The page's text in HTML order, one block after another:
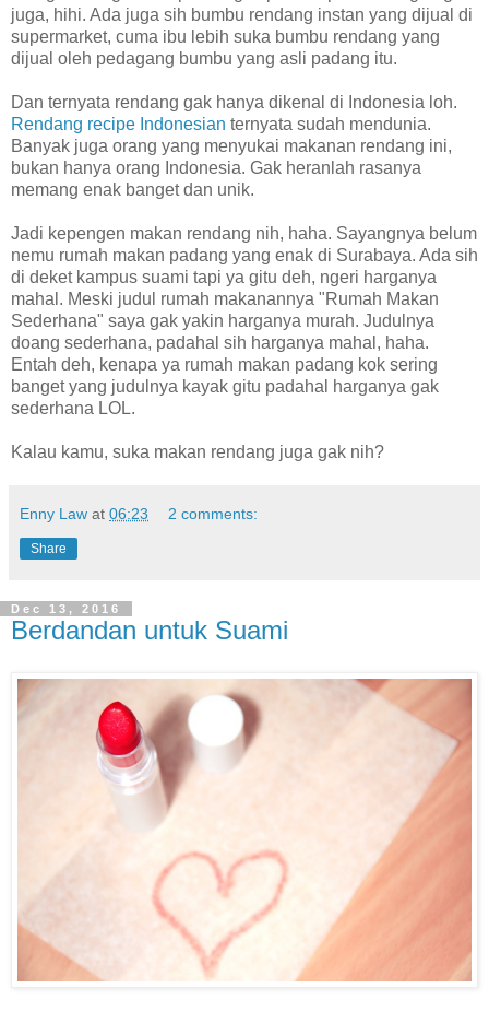
juga, hihi. Ada juga sih bumbu rendang instan yang dijual di
supermarket, cuma ibu lebih suka bumbu rendang yang
dijual oleh pedagang bumbu yang asli padang itu.
Dan ternyata rendang gak hanya dikenal di Indonesia loh.
Rendang recipe Indonesian ternyata sudah mendunia.
Banyak juga orang yang menyukai makanan rendang ini,
bukan hanya orang Indonesia. Gak heranlah rasanya
memang enak banget dan unik.
Jadi kepengen makan rendang nih, haha. Sayangnya belum
nemu rumah makan padang yang enak di Surabaya. Ada sih
di deket kampus suami tapi ya gitu deh, ngeri harganya
mahal. Meski judul rumah makanannya "Rumah Makan
Sederhana" saya gak yakin harganya murah. Judulnya
doang sederhana, padahal sih harganya mahal, haha.
Entah deh, kenapa ya rumah makan padang kok sering
banget yang judulnya kayak gitu padahal harganya gak
sederhana LOL.
Kalau kamu, suka makan rendang juga gak nih?
Enny Law at 06:23 2 comments:
Share
Dec 13, 2016
Berdandan untuk Suami